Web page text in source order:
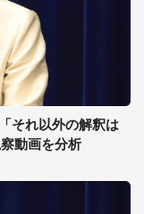
それ以外の解釈は
動画を分析